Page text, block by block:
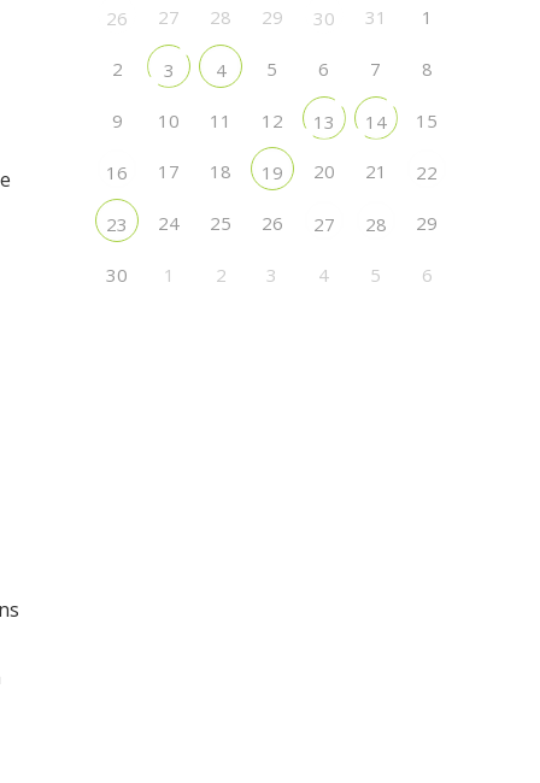
26 27 28 29 30 31 1
2 3 4 5 6 7 8
9 10 11 12 13 14 15
16 17 18 19 20 21 22
23 24 25 26 27 28 29
30 1 2 3 4 5 6